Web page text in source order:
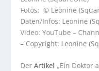
Fotos: © Leonine
Daten/Infos: Leonine
Video: YouTube –
– Copyright: Leonine
DerArtikel „Ein Doktor